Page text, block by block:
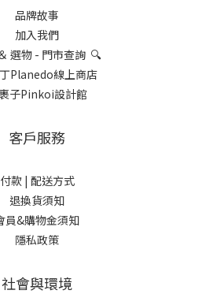
品牌故事
加入我們
選物 - 門市查詢 🔍
Planedo線上商店
子Pinkoi設計館
客戶服務
付款 | 配送方式
退換貨須知
員&購物金須知
隱私政策
社會與環境